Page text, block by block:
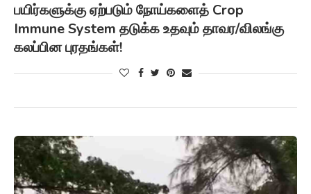
பயிர்களுக்கு ஏற்படும் நோய்களைத் Crop
Immune System தடுக்க உதவும் தாவர/விலங்கு
கலப்பின புரதங்கள்!